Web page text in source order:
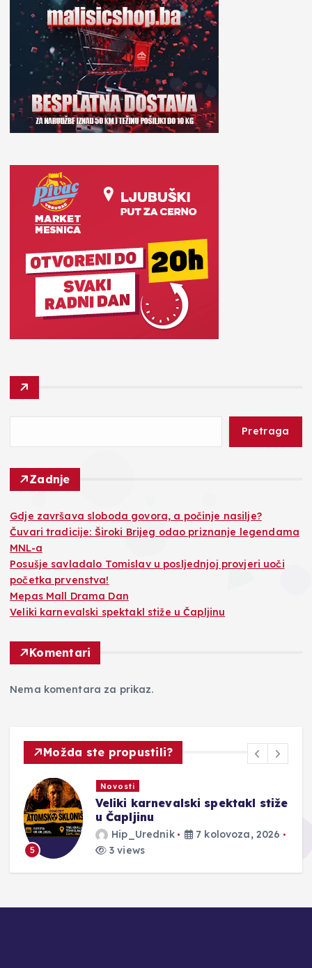
Pretraga
Zadnje
Gdje završava sloboda govora, a počinje nasilje?
Čuvari tradicije: Široki Brijeg odao priznanje legendama
MNL-a
Posušje savladalo Tomislav u posljednjoj provjeri uoči
početka prvenstva!
Mepas Mall Drama Dan
Veliki karnevalski spektakl stiže u Čapljinu
Komentari
Nema komentara za prikaz.
Možda ste propustili?
5
Novosti
Veliki karnevalski spektakl stiže
u Čapljinu
Hip_Urednik
7 kolovoza, 2026
3 views